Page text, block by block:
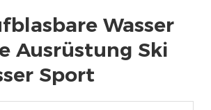
Wasser
Ausrüstung Ski
Sport